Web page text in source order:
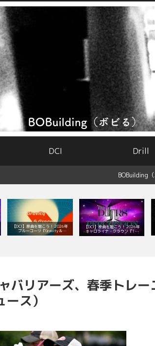
DCI Drill
BOBuilding
【DCI】原曲を聴こう！ 2026年
ブルーコーツ『Gravity &
Grace』レパートリー！
【DCI】原曲を聴こう！ 2026年
キャロライナ・クラウン『The
Doors of Perception』レパート
バリアーズ、春季トレ
ス）